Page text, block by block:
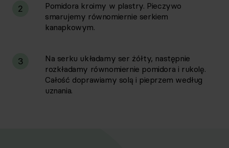
2
Pomidora kroimy w plastry. Pieczywo
smarujemy równomiernie serkiem
kanapkowym.
3
Na serku układamy ser żółty, następnie
rozkładamy równomiernie pomidora i rukolę.
Całość doprawiamy solą i pieprzem według
uznania.